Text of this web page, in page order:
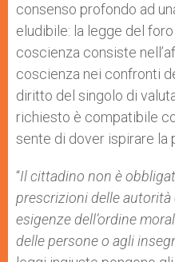
consenso profondo ad
eludibile: la legge del
coscienza consiste
coscienza nei confronti
diritto del singolo di
richiesto è compatibile
sente di dover ispirare la
“Il cittadino non è
prescrizioni delle
esigenze dell’ordine
delle persone o agli